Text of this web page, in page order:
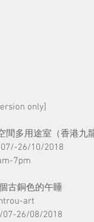
only]
間多用途室（香港九
26/10/2018
7pm
古銅色的午睡
art
07-26/08/2018